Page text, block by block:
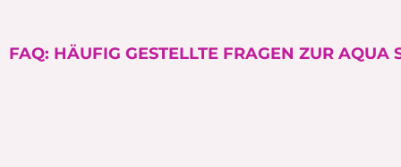
FAQ: HÄUFIG GESTELLTE FRAGEN ZUR AQUA